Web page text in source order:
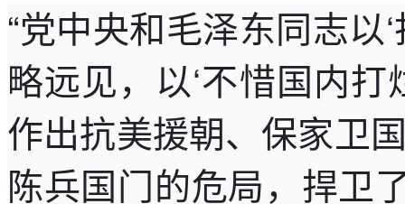
“党中央和毛泽东同志以
略远见，以‘不惜国内
作出抗美援朝、保家卫
陈兵国门的危局，捍卫